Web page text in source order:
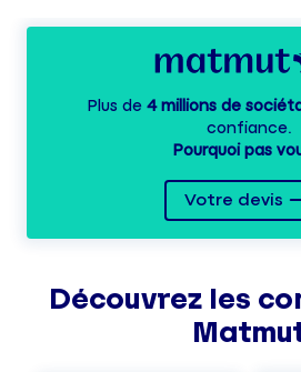
Plus de 4 millions de
confiance.
Pourquoi pas
Votre devis
Découvrez les